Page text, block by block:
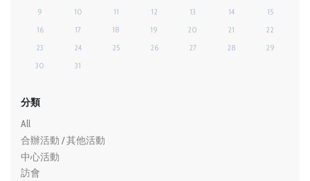
9
10 11 12 13 14
15
16
17 18 19 20 21
22
23
24 25 26 27 28
29
30
31
分類
All
合辦活動 / 其他活動
中心活動
訪會